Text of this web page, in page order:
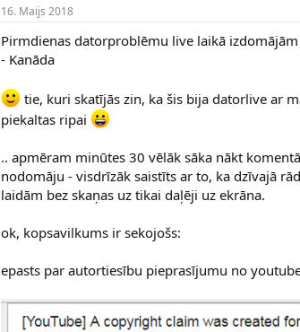
16. Maijs 2018
Pirmdienas datorproblēmu live laikā
- Kanāda
tie, kuri skatījās zin, ka šis bija datorlive ar
piekaltas ripai
.. apmēram minūtes 30 vēlāk sāka nākt
nodomāju - visdrīzāk saistīts ar to, ka dzīvajā
laidām bez skaņas uz tikai daļēji uz ekrāna.
ok, kopsavilkums ir sekojošs:
epasts par autortiesību pieprasījumu no